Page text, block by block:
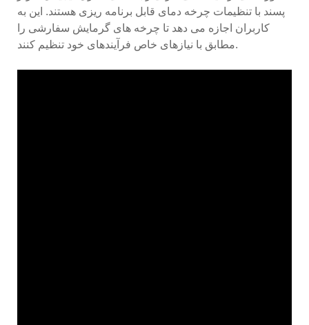
پسند با تنظیمات چرخه دمای قابل برنامه ریزی هستند. این به
کاربران اجازه می دهد تا چرخه های گرمایش سفارشی را
مطابق با نیازهای خاص فرآیندهای خود تنظیم کنند.